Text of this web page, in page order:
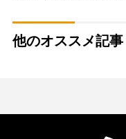
他のオススメ記事